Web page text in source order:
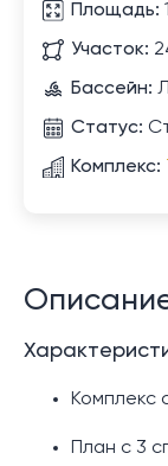
Площадь:
Участок:
Бассейн:
Статус:
Комплекс:
Комплекс
План с 3